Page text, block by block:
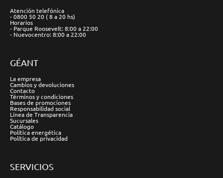
Atención telefónica
- 0800 50 20 ( 8 a 20 hs)
Horarios
- Parque Roosevelt: 8:00 a 22:00
- Nuevocentro: 8:00 a 22:00
GÉANT
La empresa
Cambios y devoluciones
Contacto
Términos y condiciones
Bases de promociones
Responsabilidad social
Línea de Transparencia
Sucursales
Catálogo
Política energética
Política de privacidad
SERVICIOS